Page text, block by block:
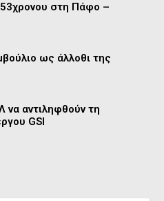
στη Πάφο –
ως άλλοθι της
αντιληφθούν τη
GSI